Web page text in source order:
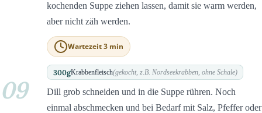
kochenden Suppe ziehen lassen, damit sie warm werden,
aber nicht zäh werden.
Wartezeit 3 min
300gKrabbenfleisch(gekocht, z.B. Nordseekrabben, ohne Schale)
09
Dill grob schneiden und in die Suppe rühren. Noch
einmal abschmecken und bei Bedarf mit Salz, Pfeffer oder